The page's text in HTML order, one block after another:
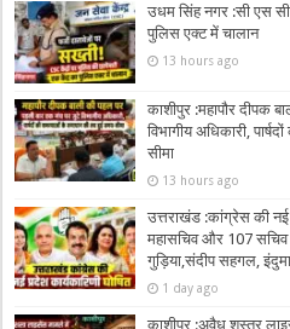
उधम सिंह नगर :सी एस
पुलिस एक्ट में चालान
13 hours ago
काशीपुर :महापौर दीपक
विभागीय अधिकारी,
सीमा
13 hours ago
उत्तराखंड :कांग्रेस की नई
महासचिव और 107 सचिव
गुड़िया,संदीप सहगल,
1 day ago
काशीपुर :अवैध शस्त्र